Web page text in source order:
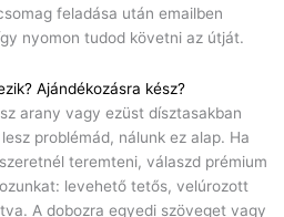
feladása után emailben
nyomon tudod követni az útját.
Ajándékozásra kész?
arany vagy ezüst dísztasakban
problémád, nálunk ez alap. Ha
teremteni, válaszd prémium
levehető tetős, velúrozott
A dobozra egyedi szöveget vagy